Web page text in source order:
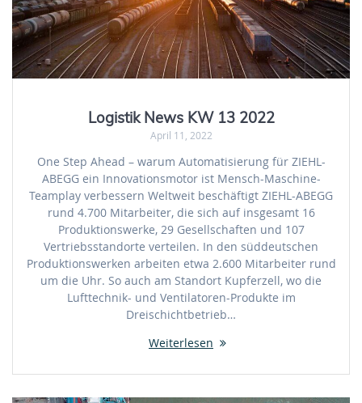
Logistik News KW 13 2022
April 11, 2022
One Step Ahead – warum Automatisierung für ZIEHL-
ABEGG ein Innovationsmotor ist Mensch-Maschine-
Teamplay verbessern Weltweit beschäftigt ZIEHL-ABEGG
rund 4.700 Mitarbeiter, die sich auf insgesamt 16
Produktionswerke, 29 Gesellschaften und 107
Vertriebsstandorte verteilen. In den süddeutschen
Produktionswerken arbeiten etwa 2.600 Mitarbeiter rund
um die Uhr. So auch am Standort Kupferzell, wo die
Lufttechnik- und Ventilatoren-Produkte im
Dreischichtbetrieb…
Weiterlesen